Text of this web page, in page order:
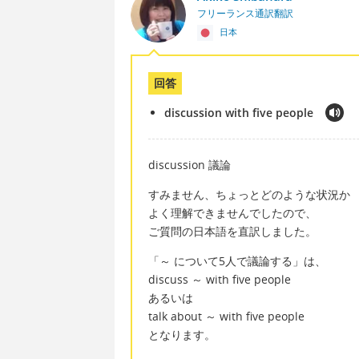
フリーランス通訳翻訳
日本
回答
discussion with five people
discussion 議論
すみません、ちょっとどのような状況か
よく理解できませんでしたので、
ご質問の日本語を直訳しました。
「～ について5人で議論する」は、
discuss ～ with five people
あるいは
talk about ～ with five people
となります。